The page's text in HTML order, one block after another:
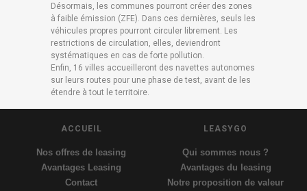
Désormais, les communes pourront créer des zones
à faible émission (ZFE). Dans ces dernières, seuls les
véhicules propres pourront circuler librement. Les
restrictions de circulation, elles, deviendront
systématiques en cas de forte pollution.
Enfin, 16 villes accueilleront des navettes autonomes
sur leurs routes pour une phase de test, avant de les
étendre à tout le territoire.
ACCUEIL
Nos offres de leasing
Avantages Leasing
Contact
LEASYGO
Qui sommes nous ?
Avantages du leasing
Notre proposition de valeur